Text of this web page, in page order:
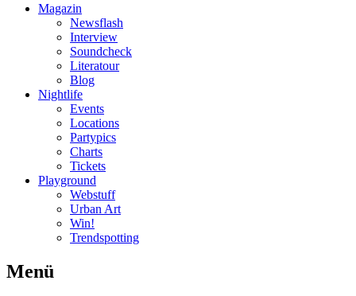
Magazin
Newsflash
Interview
Soundcheck
Literatour
Blog
Nightlife
Events
Locations
Partypics
Charts
Tickets
Playground
Webstuff
Urban Art
Win!
Trendspotting
Menü